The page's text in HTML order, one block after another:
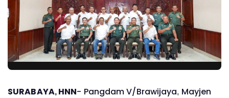
SURABAYA, HNN- Pangdam V/Brawijaya, Mayjen